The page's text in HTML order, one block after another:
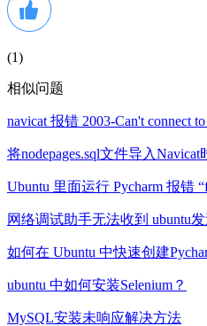
(1)
相似问题
navicat 报错 2003-Can't connect
将nodepages.sql文件导入
Ubuntu 里面运行 Pycharm 报错
网络调试助手无法收到 ubuntu
如何在 Ubuntu 中快速创建
ubuntu 中如何安装Selenium？
MySQL安装未响应解决方法